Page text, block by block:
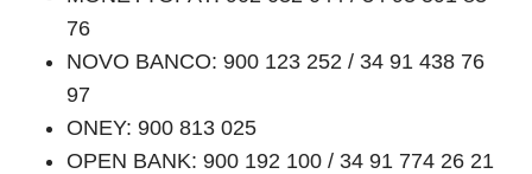
76
NOVO BANCO: 900 123 252 / 34 91 438 76
97
ONEY: 900 813 025
OPEN BANK: 900 192 100 / 34 91 774 26 21